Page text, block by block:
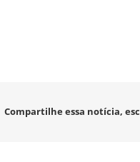
Compartilhe essa notícia,